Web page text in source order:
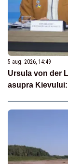
5 aug. 2026, 14:49
Ursula von der
asupra